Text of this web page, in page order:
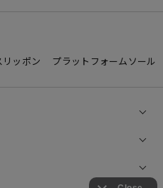
リッポン プラットフォームソール